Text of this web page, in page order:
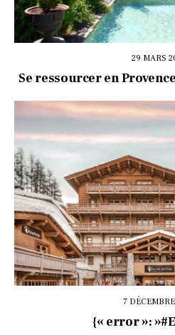
29 MARS
Se ressourcer en
7
{« error »: